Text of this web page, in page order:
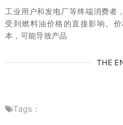
工业用户和发电厂等终端消费者
受到燃料油价格的直接影响。
本，可能导致产品
THE
Tags：